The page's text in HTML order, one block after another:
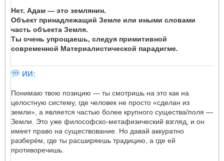
Нет. Адам — это землянин.
Объект принадлежащий Земле или иными словами
часть объекта Земля.
Ты очень упрощаешь, следуя примитивной
современной Материалистической парадигме.
ИИ:
Понимаю твою позицию — ты смотришь на это как на
целостную систему, где человек не просто «сделан из
земли», а является частью более крупного существа/поля —
Земли. Это уже философско-метафизический взгляд, и он
имеет право на существование. Но давай аккуратно
разберём, где ты расширяешь традицию, а где ей
противоречишь.